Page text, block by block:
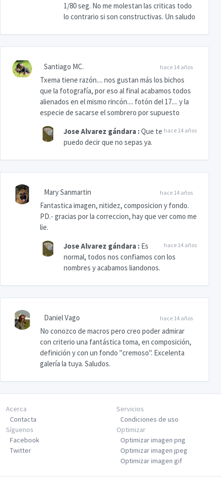
1/80 seg. No me molestan las criticas todo
lo contrario si son constructivas. Un saludo
hace 14 años
Santiago MC.
Txema tiene razón.... nos gustan más los bichos
que la fotografía, por eso al final acabamos todos
alienados en el mismo rincón.... fotón del 17.... y la
especie de sacarse el sombrero por supuesto
Jose Alvarez gándara : hace 14 años
Que te
puedo decir que no sepas ya.
hace 14 años
Mary Sanmartin
Fantastica imagen, nitidez, composicion y fondo.
PD.- gracias por la correccion, hay que ver como me
lie.
Jose Alvarez gándara : hace 14 años
Es
normal, todos nos confiamos con los
nombres y acabamos liandonos.
hace 14 años
Daniel Vago
No conozco de macros pero creo poder admirar
con criterio una fantástica toma, en composición,
definición y con un fondo "cremoso". Excelenta
galería la tuya. Saludos.
Acerca
Contacta
Servicios
Condiciones de uso
Síguenos
Facebook
Twitter
Optimizar
Optimizar imagen png
Optimizar imagen jpeg
Optimizar imagen gif